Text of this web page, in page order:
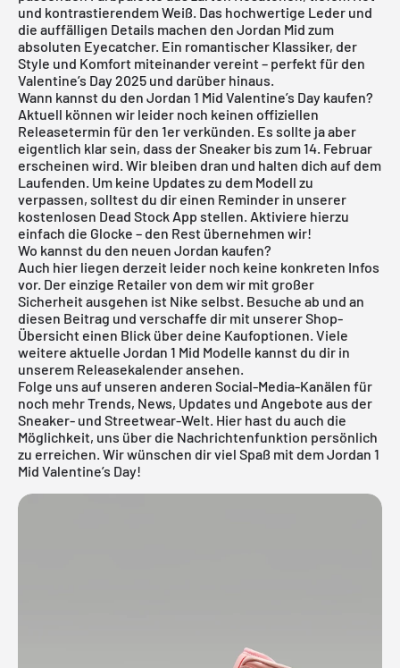
und kontrastierendem Weiß. Das hochwertige Leder und
die auffälligen Details machen den Jordan Mid zum
absoluten Eyecatcher. Ein romantischer Klassiker, der
Style und Komfort miteinander vereint – perfekt für den
Valentine’s Day 2025 und darüber hinaus.
Wann kannst du den Jordan 1 Mid Valentine’s Day kaufen?
Aktuell können wir leider noch keinen offiziellen
Releasetermin für den 1er verkünden. Es sollte ja aber
eigentlich klar sein, dass der Sneaker bis zum 14. Februar
erscheinen wird. Wir bleiben dran und halten dich auf dem
Laufenden. Um keine Updates zu dem Modell zu
verpassen, solltest du dir einen Reminder in unserer
kostenlosen Dead Stock App stellen. Aktiviere hierzu
einfach die Glocke – den Rest übernehmen wir!
Wo kannst du den neuen Jordan kaufen?
Auch hier liegen derzeit leider noch keine konkreten Infos
vor. Der einzige Retailer von dem wir mit großer
Sicherheit ausgehen ist Nike selbst. Besuche ab und an
diesen Beitrag und verschaffe dir mit unserer Shop-
Übersicht einen Blick über deine Kaufoptionen. Viele
weitere aktuelle Jordan 1 Mid Modelle kannst du dir in
unserem Releasekalenderansehen.
Folge uns auf unseren anderen Social-Media-Kanälen für
noch mehr Trends, News, Updates und Angebote aus der
Sneaker- und Streetwear-Welt. Hier hast du auch die
Möglichkeit, uns über die Nachrichtenfunktion persönlich
zu erreichen. Wir wünschen dir viel Spaß mit dem Jordan 1
Mid Valentine’s Day!